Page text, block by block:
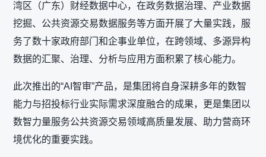
湾区（广东）财经数据中心，在政务数据治理、产业数据
挖掘、公共资源交易数据服务等方面开展了大量实践，服
务了数十家政府部门和企事业单位，在跨领域、多源异构
数据的汇聚、治理、分析与应用方面积累了核心能力。
此次推出的“AI智审”产品，是集团将自身深耕多年的数智
能力与招投标行业实际需求深度融合的成果，更是集团以
数智力量服务公共资源交易领域高质量发展、助力营商环
境优化的重要实践。